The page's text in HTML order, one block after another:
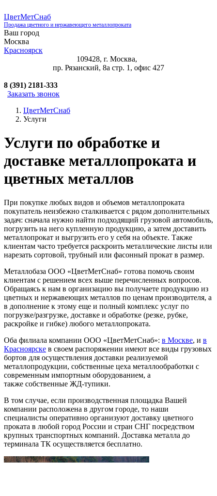
ЦветМетСнаб
Продажа цветного и нержавеющего металлопроката
Ваш город
Москва
Красноярск
109428, г. Москва,
пр. Рязанский, 8а стр. 1, офис 427
8 (391) 2181-333
Заказать звонок
ЦветМетСнаб
Услуги
Услуги по обработке и
доставке металлопроката и
цветных металлов
При покупке любых видов и объемов металлопроката
покупатель неизбежно сталкивается с рядом дополнительных
задач: сначала нужно найти подходящий грузовой автомобиль,
погрузить на него купленную продукцию, а затем доставить
металлопрокат и выгрузить его у себя на объекте. Также
клиентам часто требуется раскроить металлические листы или
нарезать сортовой, трубный или фасонный прокат в размер.
Металлобаза ООО «ЦветМетСнаб» готова помочь своим
клиентам с решением всех выше перечисленных вопросов.
Обращаясь к нам в организацию вы получаете продукцию из
цветных и нержавеющих металлов по ценам производителя, а
в дополнение к этому еще и полный комплекс услуг по
погрузке/разгрузке, доставке и обработке (резке, рубке,
раскройке и гибке) любого металлопроката.
Оба филиала компании ООО «ЦветМетСнаб»: в Москве, и в
Красноярске в своем распоряжении имеют все виды грузовых
бортов для осуществления доставки реализуемой
металлопродукции, собственные цеха металлообработки с
современным импортным оборудованием, а
также собственные ЖД-тупики.
В том случае, если производственная площадка Вашей
компании расположена в другом городе, то наши
специалисты оперативно организуют доставку цветного
проката в любой город России и стран СНГ посредством
крупных транспортных компаний. Доставка металла до
терминала ТК осуществляется бесплатно.